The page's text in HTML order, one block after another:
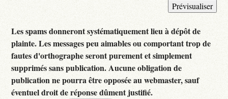
Les spams donneront systématiquement lieu à dépôt de
plainte. Les messages peu aimables ou comportant trop de
fautes d'orthographe seront purement et simplement
supprimés sans publication. Aucune obligation de
publication ne pourra être opposée au webmaster, sauf
éventuel droit de réponse dûment justifié.